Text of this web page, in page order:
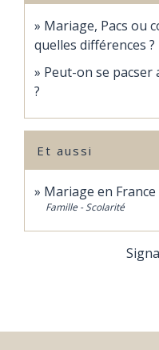
Mariage, Pacs ou
quelles différences ?
Peut-on se pacser
?
Et aussi
Mariage en France
Famille - Scolarité